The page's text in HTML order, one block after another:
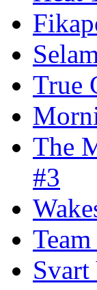
True
The
#3
Svart